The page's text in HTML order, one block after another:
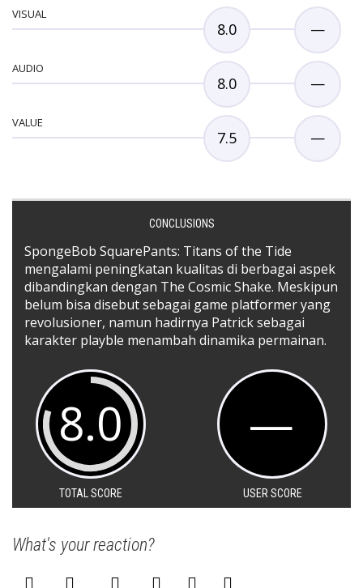
VISUAL
8.0 —
AUDIO
8.0 —
VALUE
7.5 —
CONCLUSIONS
SpongeBob SquarePants: Titans of the Tide
mengalami peningkatan kualitas di berbagai aspek
dibandingkan dengan The Cosmic Shake. Meskipun
belum bisa disebut sebagai game platformer yang
revolusioner, namun hadirnya Patrick sebagai
karakter playble menambah dinamika permainan.
8.0
TOTAL SCORE
—
USER SCORE
What's your reaction?